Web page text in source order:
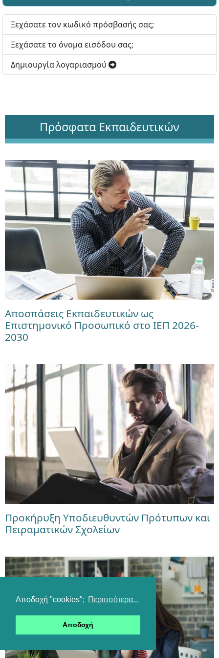
Αποδοχή "cookies"; Περισσότερα...
Αποδοχή
Ξεχάσατε τον κωδικό πρόσβασής σας;
Ξεχάσατε το όνομα εισόδου σας;
Δημιουργία λογαριασμού
Πρόσφατα Εκπαιδευτικών
Αποσπάσεις Εκπαιδευτικών ως
Επιστημονικό Προσωπικό στο ΙΕΠ 2026-
2030
Προκήρυξη Υποδιευθυντών Πρότυπων και
Πειραματικών Σχολείων